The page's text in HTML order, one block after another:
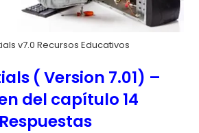
v7.0 Recursos Educativos
( Version 7.01) –
del capítulo 14
Respuestas